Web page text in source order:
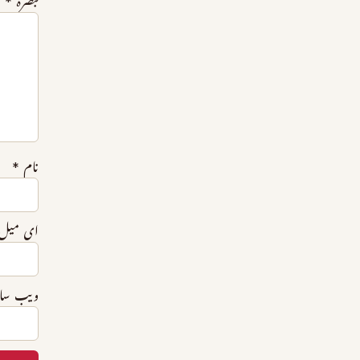
نام *
ای
ویب‌